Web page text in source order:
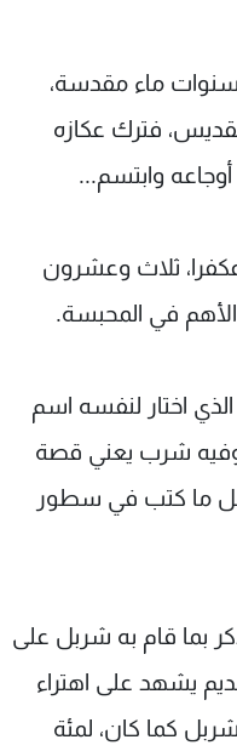
ماء مقدسة،
فترك عكازه
وابتسم...
ثلاث وعشرون
الأهم في المحبسة.
اختار لنفسه اسم
وفيه شرب يعني قصة
ما كتب في سطور
بما قام به شربل على
يشهد على اهتراء
كما كان، لمئة